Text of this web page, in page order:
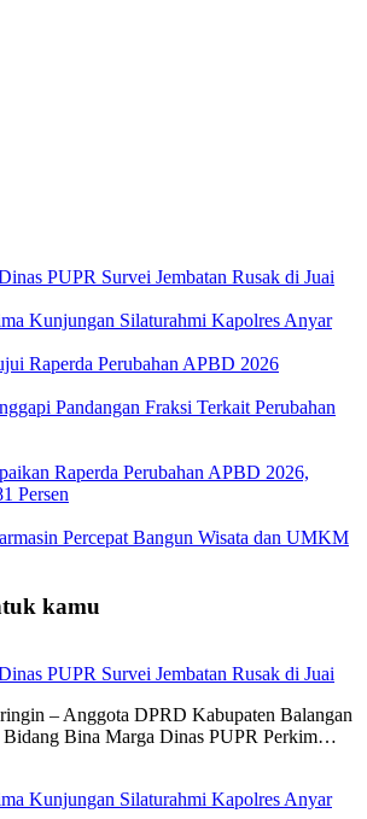
PUPR Survei Jembatan Rusak di Juai
Kunjungan Silaturahmi Kapolres Anyar
Raperda Perubahan APBD 2026
Pandangan Fraksi Terkait Perubahan
Raperda Perubahan APBD 2026,
Persen
Percepat Bangun Wisata dan UMKM
kamu
PUPR Survei Jembatan Rusak di Juai
– Anggota DPRD Kabupaten Balangan
Bidang Bina Marga Dinas PUPR Perkim…
Kunjungan Silaturahmi Kapolres Anyar